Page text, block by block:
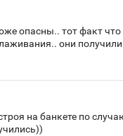
опасны.. тот факт
они
на банкете по